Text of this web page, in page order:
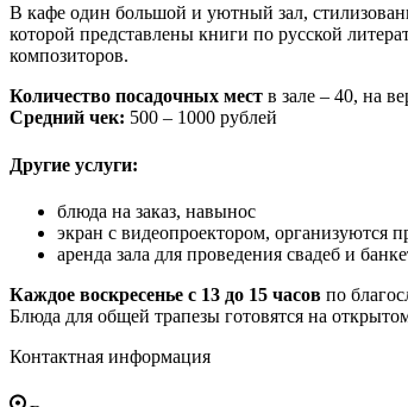
В кафе один большой и уютный зал,
которой представлены книги по русской
композиторов.
Количество посадочных мест в зале – 40, на
Средний чек: 500 – 1000 рублей
Другие услуги:
блюда на заказ, навынос
экран с видеопроектором, организуются
аренда зала для проведения свадеб и
Каждое воскресенье с 13 до 15 часов по
Блюда для общей трапезы готовятся на
Контактная информация